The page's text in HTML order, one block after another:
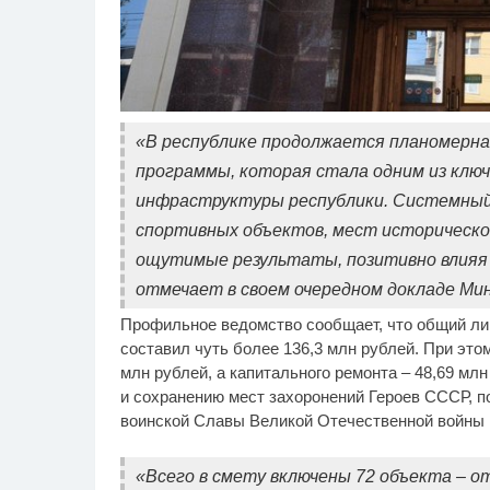
«В республике продолжается
программы, которая стала одним из
инфраструктуры республики.
спортивных объектов, мест
ощутимые результаты, позитивно влияя
отмечает в своем очередном докладе
Профильное ведомство сообщает, что общий
составил чуть более 136,3 млн рублей. При
млн рублей, а капитального ремонта – 48,69
и сохранению мест захоронений Героев СССР,
воинской Славы Великой Отечественной
«Всего в смету включены 72 объекта –
Скрытая камера на
пляже Крыма: Что люди
вытворяют, когда их не
видят...